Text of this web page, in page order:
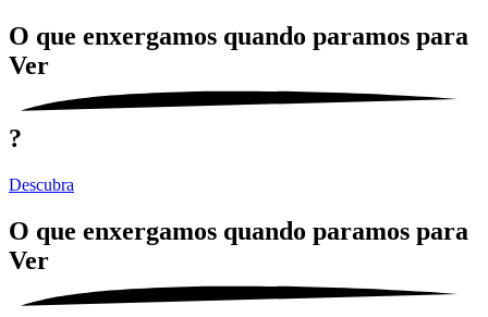
O que enxergamos quando paramos para
Ver
?
Descubra
O que enxergamos quando paramos para
Ver